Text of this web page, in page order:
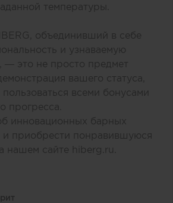
температуры.
объединивший в себе
и узнаваемую
— это не просто предмет
вашего статуса,
всеми бонусами
прогресса.
инновационных барных
и приобрести понравившуюся
нашем сайте hiberg.ru.